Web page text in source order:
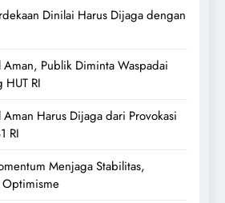
Dinilai Harus Dijaga dengan
Aman, Publik Diminta Waspadai
HUT RI
Harus Dijaga dari Provokasi
RI
Menjaga Stabilitas,
Optimisme